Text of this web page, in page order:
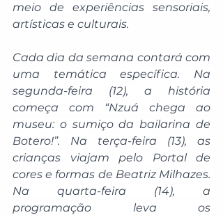
meio de experiências sensoriais,
artísticas e culturais.
Cada dia da semana contará com
uma temática específica. Na
segunda-feira (12), a história
começa com “Nzuá chega ao
museu: o sumiço da bailarina de
Botero!”. Na terça-feira (13), as
crianças viajam pelo Portal de
cores e formas de Beatriz Milhazes.
Na quarta-feira (14), a
programação leva os